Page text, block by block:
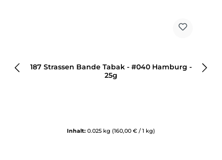
187 Strassen Bande Tabak - #040 Hamburg -
25g
Inhalt: 0.025 kg (160,00 € / 1 kg)